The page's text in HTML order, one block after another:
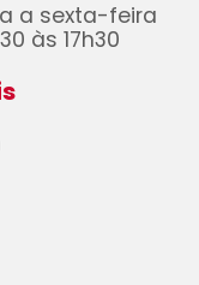
a sexta-feira
às 17h30